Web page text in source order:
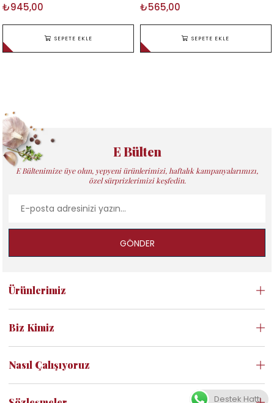
₺945,00
SEPETE EKLE
₺565,00
SEPETE EKLE
E Bülten
E Bültenimize üye olun, yepyeni ürünlerimizi, haftalık kampanyalarımızı,
özel sürprizlerimizi keşfedin.
GÖNDER
Ürünlerimiz
Biz Kimiz
Nasıl Çalışıyoruz
Destek Hattı